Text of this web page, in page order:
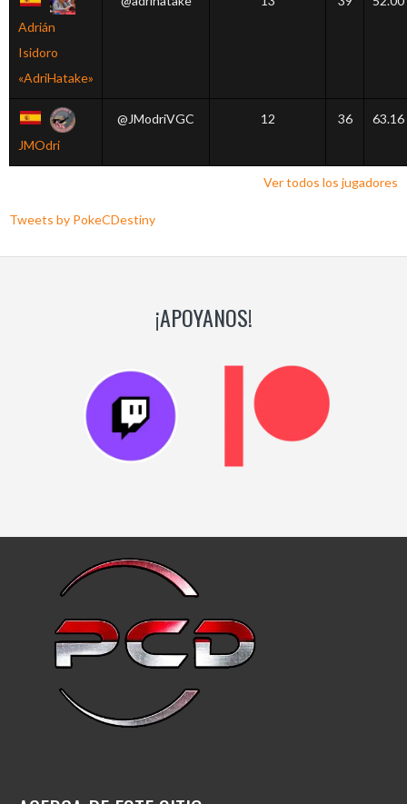
Adrián
Isidoro
«AdriHatake»
JMOdri
@JModriVGC 12 36 63.16
Ver todos los jugadores
Tweets by PokeCDestiny
¡APOYANOS!